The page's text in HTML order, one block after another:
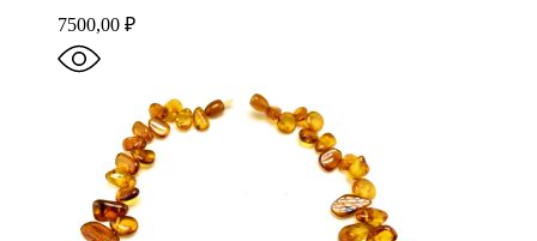
7500,00 ₽